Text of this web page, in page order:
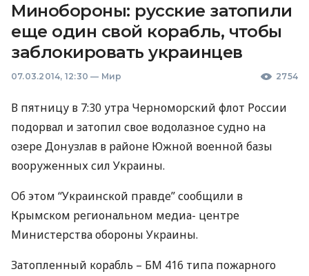
Минобороны: русские затопили
еще один свой корабль, чтобы
заблокировать украинцев
07.03.2014, 12:30 — Мир 2754
В пятницу в 7:30 утра Черноморский флот России
подорвал и затопил свое водолазное судно на
озере Донузлав в районе Южной военной базы
вооруженных сил Украины.
Об этом “Украинской правде” сообщили в
Крымском региональном медиа- центре
Министерства обороны Украины.
Затопленный корабль – БМ 416 типа пожарного